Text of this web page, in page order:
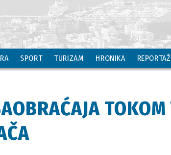
SPORT TURIZAM HRONIKA